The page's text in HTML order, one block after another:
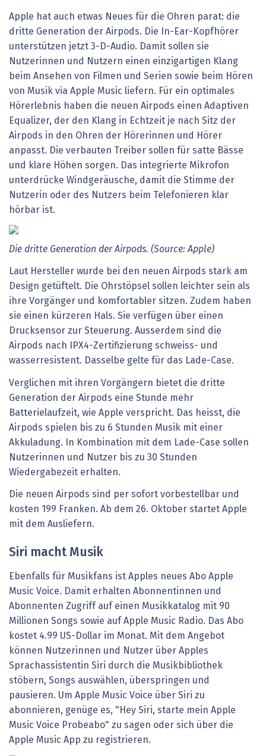
Apple hat auch etwas Neues für die Ohren parat: die
dritte Generation der Airpods. Die In-Ear-Kopfhörer
unterstützen jetzt 3-D-Audio. Damit sollen sie
Nutzerinnen und Nutzern einen einzigartigen Klang
beim Ansehen von Filmen und Serien sowie beim Hören
von Musik via Apple Music liefern. Für ein optimales
Hörerlebnis haben die neuen Airpods einen Adaptiven
Equalizer, der den Klang in Echtzeit je nach Sitz der
Airpods in den Ohren der Hörerinnen und Hörer
anpasst. Die verbauten Treiber sollen für satte Bässe
und klare Höhen sorgen. Das integrierte Mikrofon
unterdrücke Windgeräusche, damit die Stimme der
Nutzerin oder des Nutzers beim Telefonieren klar
hörbar ist.
Die dritte Generation der Airpods. (Source: Apple)
Laut Hersteller wurde bei den neuen Airpods stark am
Design getüftelt. Die Ohrstöpsel sollen leichter sein als
ihre Vorgänger und komfortabler sitzen. Zudem haben
sie einen kürzeren Hals. Sie verfügen über einen
Drucksensor zur Steuerung. Ausserdem sind die
Airpods nach IPX4-Zertifizierung schweiss- und
wasserresistent. Dasselbe gelte für das Lade-Case.
Verglichen mit ihren Vorgängern bietet die dritte
Generation der Airpods eine Stunde mehr
Batterielaufzeit, wie Apple verspricht. Das heisst, die
Airpods spielen bis zu 6 Stunden Musik mit einer
Akkuladung. In Kombination mit dem Lade-Case sollen
Nutzerinnen und Nutzer bis zu 30 Stunden
Wiedergabezeit erhalten.
Die neuen Airpods sind per sofort vorbestellbar und
kosten 199 Franken. Ab dem 26. Oktober startet Apple
mit dem Ausliefern.
Siri macht Musik
Ebenfalls für Musikfans ist Apples neues Abo Apple
Music Voice. Damit erhalten Abonnentinnen und
Abonnenten Zugriff auf einen Musikkatalog mit 90
Millionen Songs sowie auf Apple Music Radio. Das Abo
kostet 4.99 US-Dollar im Monat. Mit dem Angebot
können Nutzerinnen und Nutzer über Apples
Sprachassistentin Siri durch die Musikbibliothek
stöbern, Songs auswählen, überspringen und
pausieren. Um Apple Music Voice über Siri zu
abonnieren, genüge es, "Hey Siri, starte mein Apple
Music Voice Probeabo" zu sagen oder sich über die
Apple Music App zu registrieren.